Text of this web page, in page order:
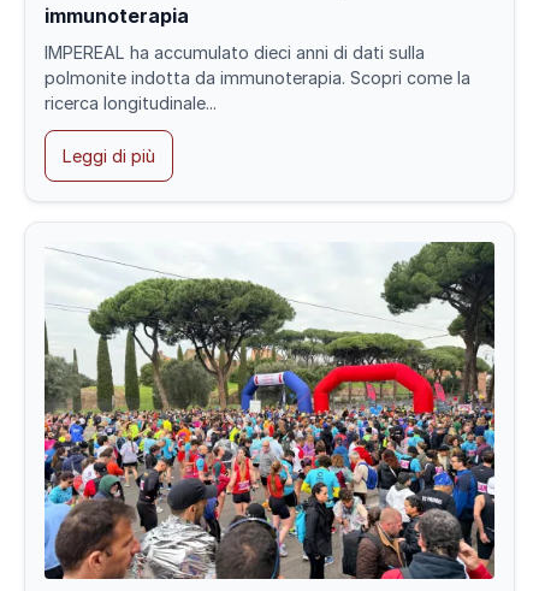
immunoterapia
IMPEREAL ha accumulato dieci anni di dati sulla
polmonite indotta da immunoterapia. Scopri come la
ricerca longitudinale...
Leggi di più